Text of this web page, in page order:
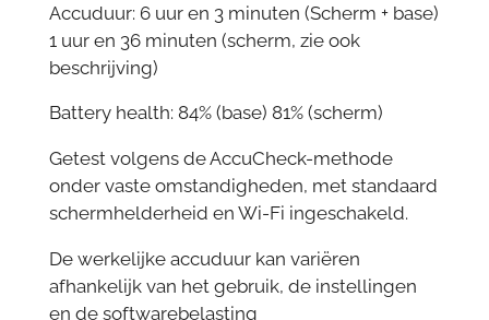
Accuduur: 6 uur en 3 minuten (Scherm + base)
1 uur en 36 minuten (scherm, zie ook
beschrijving)
Battery health: 84% (base) 81% (scherm)
Getest volgens de AccuCheck-methode
onder vaste omstandigheden, met standaard
schermhelderheid en Wi-Fi ingeschakeld.
De werkelijke accuduur kan variëren
afhankelijk van het gebruik, de instellingen
en de softwarebelasting